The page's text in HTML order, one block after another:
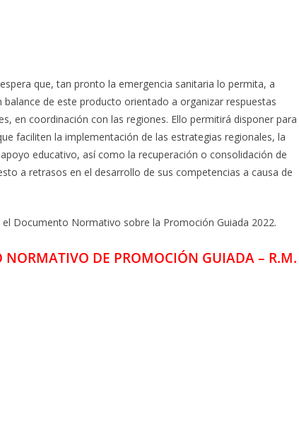
que, tan pronto la emergencia sanitaria lo permita, a
de este producto orientado a organizar respuestas
en coordinación con las regiones. Ello permitirá disponer para
faciliten la implementación de las estrategias regionales, la
educativo, así como la recuperación o consolidación de
a retrasos en el desarrollo de sus competencias a causa de
Documento Normativo sobre la Promoción Guiada 2022.
NORMATIVO DE PROMOCIÓN GUIADA – R.M.